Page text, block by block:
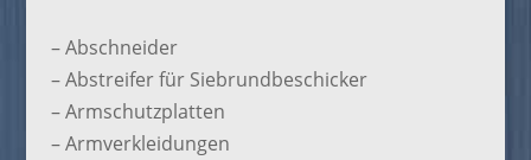
– Abschneider
– Abstreifer für Siebrundbeschicker
– Armschutzplatten
– Armverkleidungen